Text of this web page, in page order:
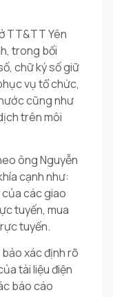
TT&TT Yên
trong bối
chữ ký số giữ
vụ tổ chức,
cũng như
trên môi
ông Nguyễn
cạnh như:
của các giao
tuyến, mua
tuyến.
xác định rõ
tài liệu điện
báo cáo